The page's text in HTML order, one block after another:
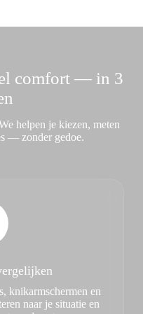
comfort — in 3
helpen je kiezen, meten
— zonder gedoe.
knikarmschermen en
naar je situatie en